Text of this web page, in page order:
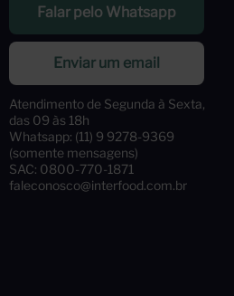
Falar pelo Whatsapp
Enviar um email
Atendimento de Segunda à Sexta,
das 09 às 18h
Whatsapp: (11) 9 9278-9369
(somente mensagens)
SAC: 0800-770-1871
faleconosco@interfood.com.br